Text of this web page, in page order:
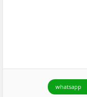
whatsapp